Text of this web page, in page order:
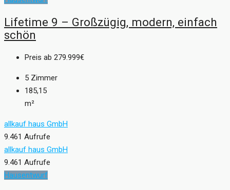
Lifetime 9 – Großzügig, modern, einfach
schön
Preis ab 279.999€
5 Zimmer
185,15
m²
allkauf haus GmbH
9.461 Aufrufe
allkauf haus GmbH
9.461 Aufrufe
Hausentwurf